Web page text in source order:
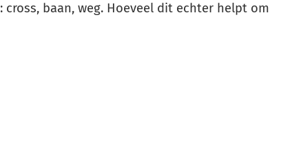
baan, weg. Hoeveel dit echter helpt om